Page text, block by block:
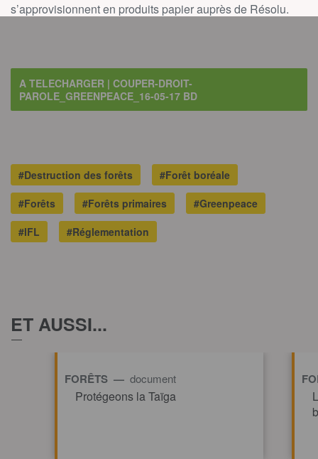
s’approvisionnent en produits papier auprès de Résolu.
A TELECHARGER | COUPER-DROIT-
PAROLE_GREENPEACE_16-05-17 BD
#Destruction des forêts
#Forêt boréale
#Forêts
#Forêts primaires
#Greenpeace
#IFL
#Réglementation
ET AUSSI...
FORÊTS —document
Protégeons la Taïga